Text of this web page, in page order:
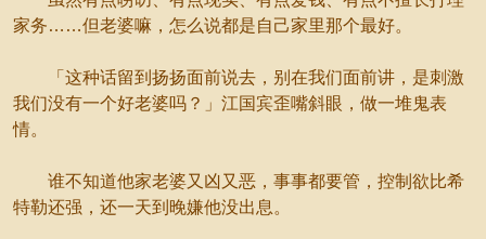
家务……但老婆嘛，怎么说都是自己家里那个最好。
「这种话留到扬扬面前说去，别在我们面前讲，是刺激
我们没有一个好老婆吗？」江国宾歪嘴斜眼，做一堆鬼表
情。
谁不知道他家老婆又凶又恶，事事都要管，控制欲比希
特勒还强，还一天到晚嫌他没出息。